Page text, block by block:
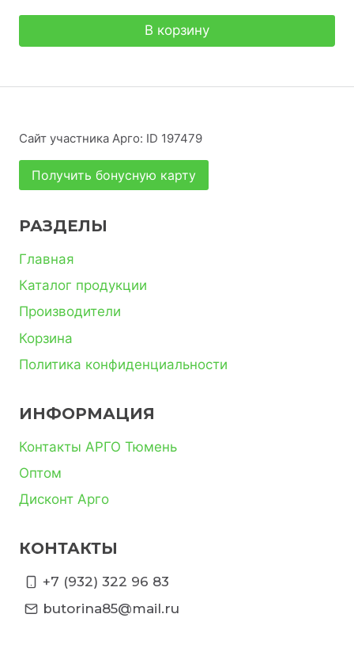
В корзину
Сайт участника Арго: ID 197479
Получить бонусную карту
РАЗДЕЛЫ
Главная
Каталог продукции
Производители
Корзина
Политика конфиденциальности
ИНФОРМАЦИЯ
Контакты АРГО Тюмень
Оптом
Дисконт Арго
КОНТАКТЫ
+7 (932) 322 96 83
butorina85@mail.ru